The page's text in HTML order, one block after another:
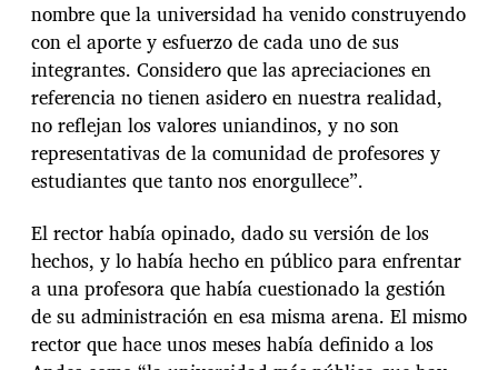
nombre que la universidad ha venido construyendo
con el aporte y esfuerzo de cada uno de sus
integrantes. Considero que las apreciaciones en
referencia no tienen asidero en nuestra realidad,
no reflejan los valores uniandinos, y no son
representativas de la comunidad de profesores y
estudiantes que tanto nos enorgullece”.
El rector había opinado, dado su versión de los
hechos, y lo había hecho en público para enfrentar
a una profesora que había cuestionado la gestión
de su administración en esa misma arena. El mismo
rector que hace unos meses había definido a los